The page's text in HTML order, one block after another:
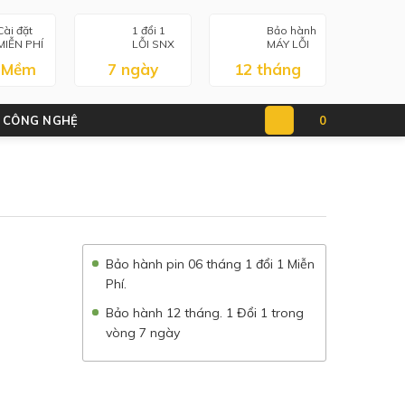
đặt
PHÍ
1 đổi 1
LỖI SNX
7 ngày
Bảo hành
MÁY LỖI
12 tháng
NGHỆ 0
Bảo hành pin 06 tháng 1 đổi 1 Miễn
Phí.
Bảo hành 12 tháng. 1 Đổi 1 trong
vòng 7 ngày